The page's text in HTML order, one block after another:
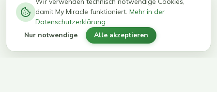
kg in 12
Wochen
erreichen
ihr Ziel
damit My Miracle funktioniert. Mehr in der
Datenschutzerklärung
Nur notwendige Alle akzeptieren